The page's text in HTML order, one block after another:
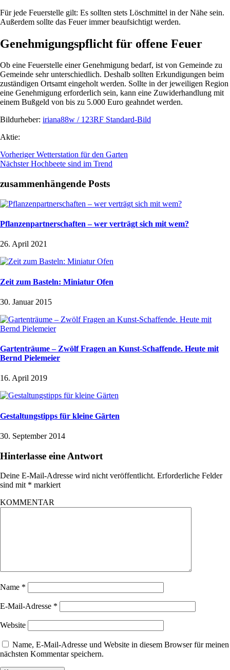
Für jede Feuerstelle gilt: Es sollten stets Löschmittel in der Nähe sein.
Außerdem sollte das Feuer immer beaufsichtigt werden.
Genehmigungspflicht für offene Feuer
Ob eine Feuerstelle einer Genehmigung bedarf, ist von Gemeinde zu
Gemeinde sehr unterschiedlich. Deshalb sollten Erkundigungen beim
zuständigen Ortsamt eingeholt werden. Sollte in der jeweiligen Region
eine Genehmigung erforderlich sein, kann eine Zuwiderhandlung mit
einem Bußgeld von bis zu 5.000 Euro geahndet werden.
Bildurheber: iriana88w / 123RF Standard-Bild
Aktie:
Vorheriger Wetterstation für den Garten
Nächster Hochbeete sind im Trend
zusammenhängende Posts
Pflanzenpartnerschaften – wer verträgt sich mit wem?
26. April 2021
Zeit zum Basteln: Miniatur Ofen
30. Januar 2015
Gartenträume – Zwölf Fragen an Kunst-Schaffende. Heute mit
Bernd Pielemeier
16. April 2019
Gestaltungstipps für kleine Gärten
30. September 2014
Hinterlasse eine Antwort
Deine E-Mail-Adresse wird nicht veröffentlicht. Erforderliche Felder
sind mit * markiert
KOMMENTAR
Name *
E-Mail-Adresse *
Website
Name, E-Mail-Adresse und Website in diesem Browser für meinen
nächsten Kommentar speichern.